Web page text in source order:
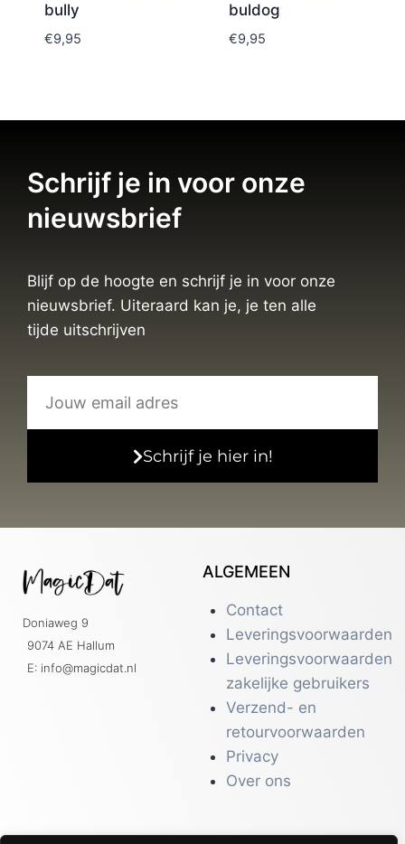
bully
€9,95
buldog
€9,95
Schrijf je in voor onze
nieuwsbrief
Blijf op de hoogte en schrijf je in voor onze
nieuwsbrief. Uiteraard kan je, je ten alle
tijde uitschrijven
Schrijf je hier in!
Doniaweg 9
9074 AE Hallum
E: info@magicdat.nl
ALGEMEEN
Contact
Leveringsvoorwaarden
Leveringsvoorwaarden
zakelijke gebruikers
Verzend- en
retourvoorwaarden
Privacy
Over ons